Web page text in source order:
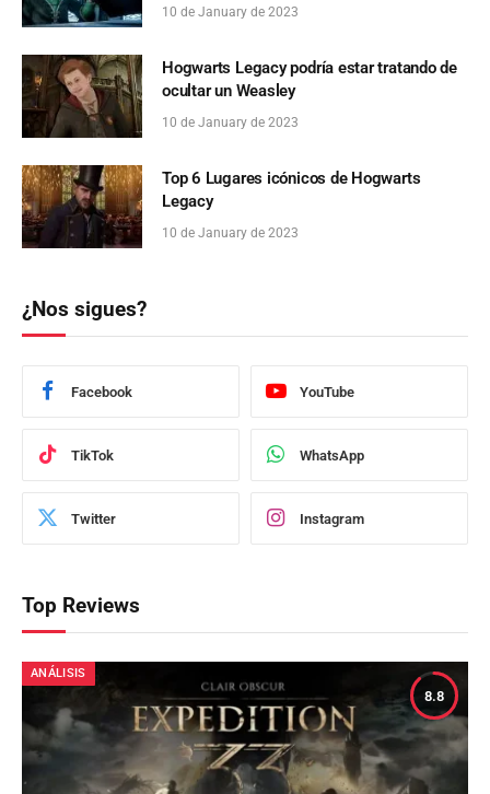
10 de January de 2023
Hogwarts Legacy podría estar tratando de
ocultar un Weasley
10 de January de 2023
Top 6 Lugares icónicos de Hogwarts
Legacy
10 de January de 2023
¿Nos sigues?
Facebook YouTube
TikTok WhatsApp
Twitter Instagram
Top Reviews
8.8
ANÁLISIS